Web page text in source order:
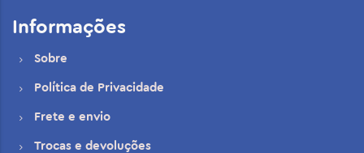
Informações
Sobre
Política de Privacidade
Frete e envio
Trocas e devoluções